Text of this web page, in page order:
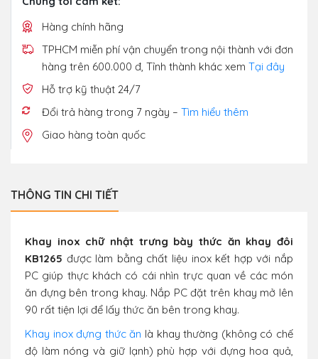
Hàng chính hãng
TPHCM miễn phí vận chuyển trong nội thành với đơn
hàng trên 600.000 đ, Tỉnh thành khác xem Tại đây
Hỗ trợ kỹ thuật 24/7
Đổi trả hàng trong 7 ngày – Tìm hiểu thêm
Giao hàng toàn quốc
THÔNG TIN CHI TIẾT
Khay inox chữ nhật trưng bày thức ăn khay đôi
KB1265 được làm bằng chất liệu inox kết hợp với nắp
PC giúp thực khách có cái nhìn trực quan về các món
ăn đựng bên trong khay. Nắp PC đặt trên khay mở lên
90 rất tiện lợi để lấy thức ăn bên trong khay.
Khay inox đựng thức ăn là khay thường (không có chế
độ làm nóng và giữ lạnh) phù hợp với đựng hoa quả,